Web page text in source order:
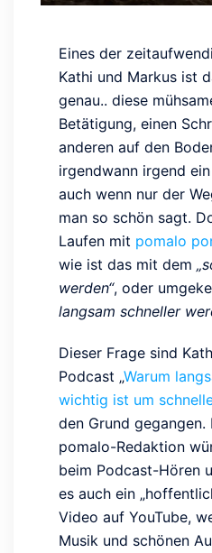
Eines der
Kathi und Markus ist
genau.. diese
Betätigung, einen
anderen auf den
irgendwann irgend
auch wenn nur der
man so schön sagt.
Laufen mit pomalo
wie ist das mit dem
werden“, oder
langsam schneller
Dieser Frage sind
Podcast „Warum
wichtig ist um
den Grund gegangen.
pomalo-Redaktion
beim Podcast-Hören
es auch ein
Video auf YouTube,
Musik und schönen